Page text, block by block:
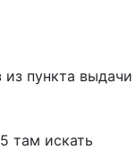
пункта выдачи
там искать